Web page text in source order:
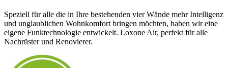
Speziell für alle die in Ihre bestehenden vier Wände mehr Intelligenz
und unglaublichen Wohnkomfort bringen möchten, haben wir eine
eigene Funktechnologie entwickelt. Loxone Air, perfekt für alle
Nachrüster und Renovierer.